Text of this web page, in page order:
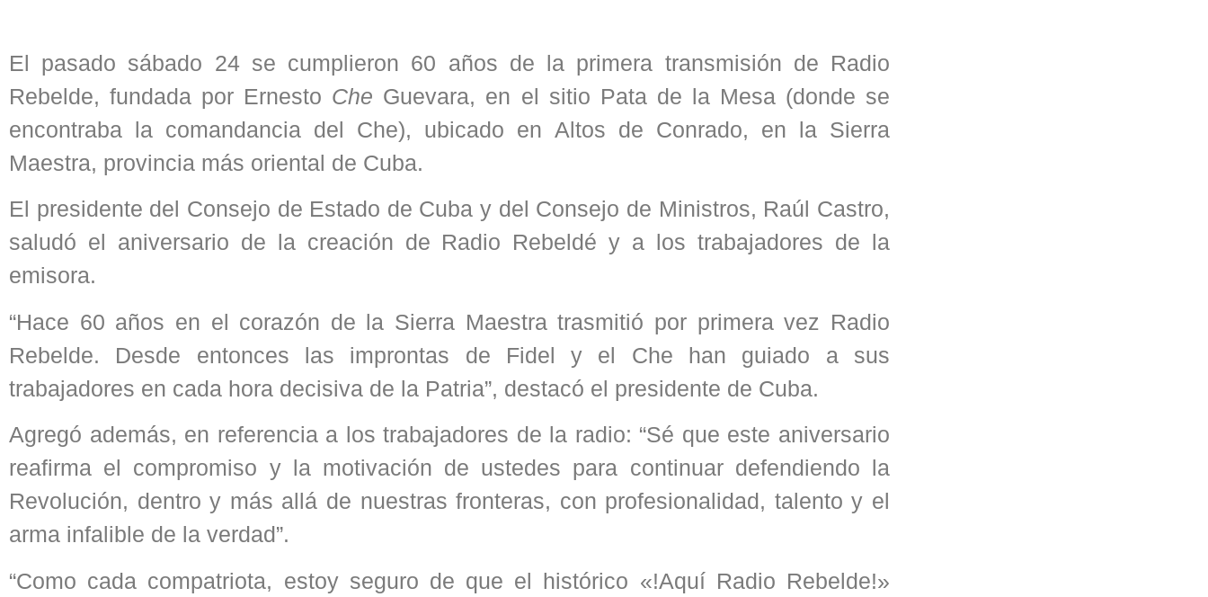
El pasado sábado 24 se cumplieron 60 años de la primera transmisión de Radio
Rebelde, fundada por Ernesto Che Guevara, en el sitio Pata de la Mesa (donde se
encontraba la comandancia del Che), ubicado en Altos de Conrado, en la Sierra
Maestra, provincia más oriental de Cuba.
El presidente del Consejo de Estado de Cuba y del Consejo de Ministros, Raúl Castro,
saludó el aniversario de la creación de Radio Rebeldé y a los trabajadores de la
emisora.
“Hace 60 años en el corazón de la Sierra Maestra trasmitió por primera vez Radio
Rebelde. Desde entonces las improntas de Fidel y el Che han guiado a sus
trabajadores en cada hora decisiva de la Patria”, destacó el presidente de Cuba.
Agregó además, en referencia a los trabajadores de la radio: “Sé que este aniversario
reafirma el compromiso y la motivación de ustedes para continuar defendiendo la
Revolución, dentro y más allá de nuestras fronteras, con profesionalidad, talento y el
arma infalible de la verdad”.
“Como cada compatriota, estoy seguro de que el histórico «!Aquí Radio Rebelde!»